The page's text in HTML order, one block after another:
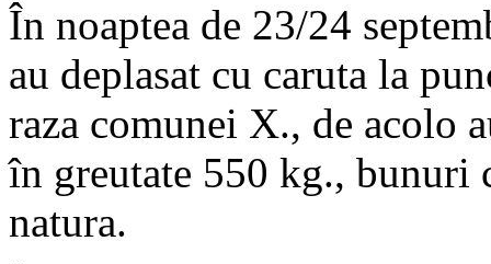
În noaptea de 23/24
au deplasat cu caruta la
raza comunei X., de acolo
în greutate 550 kg., bunuri
natura.